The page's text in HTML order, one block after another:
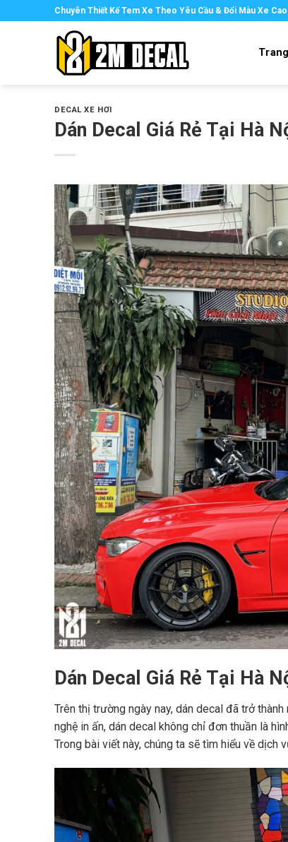
to
Chuyên Thiết Kế Tem Xe Theo Yêu Cầu & Đổi Màu Xe
DECAL XE HƠI
Dán Decal Giá Rẻ Tại Hà
Dán Decal Giá Rẻ Tại Hà
Trên thị trường ngày nay, dán decal đã trở
nghệ in ấn, dán decal không chỉ đơn thuần là
Trong bài viết này, chúng ta sẽ tìm hiểu về dịch